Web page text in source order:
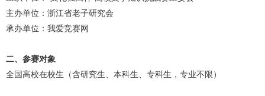
主办单位：浙江省老子研究会
承办单位：我爱竞赛网
二、参赛对象
全国高校在校生（含研究生、本科生、专科生，专业不限）